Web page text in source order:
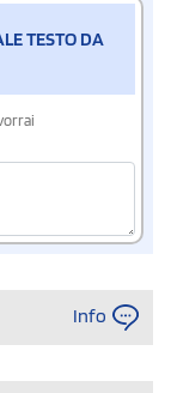
TESTO DA
Info